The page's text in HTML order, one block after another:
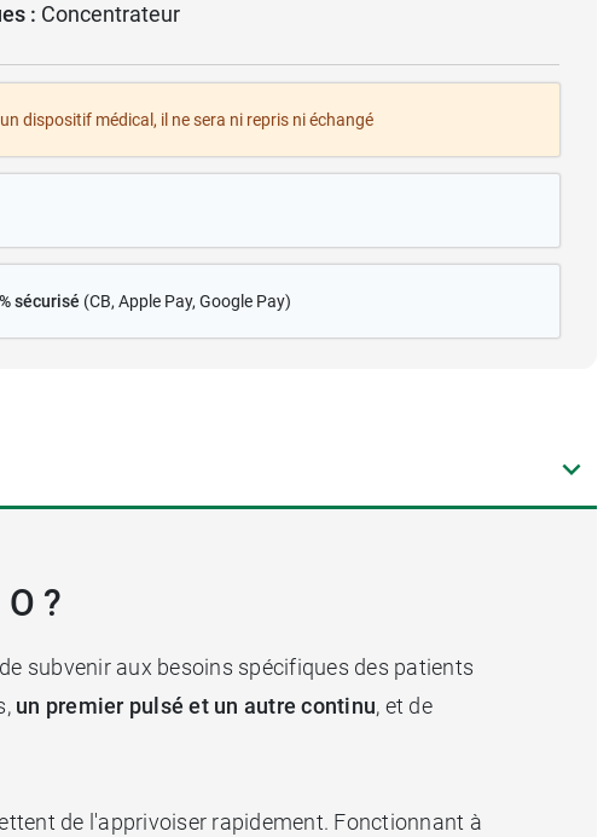
: Concentrateur
dispositif médical, il ne sera ni repris ni échangé
sécurisé (CB, Apple Pay, Google Pay)
?
subvenir aux besoins spécifiques des patients
un premier pulsé et un autre continu, et de
de l'apprivoiser rapidement. Fonctionnant à